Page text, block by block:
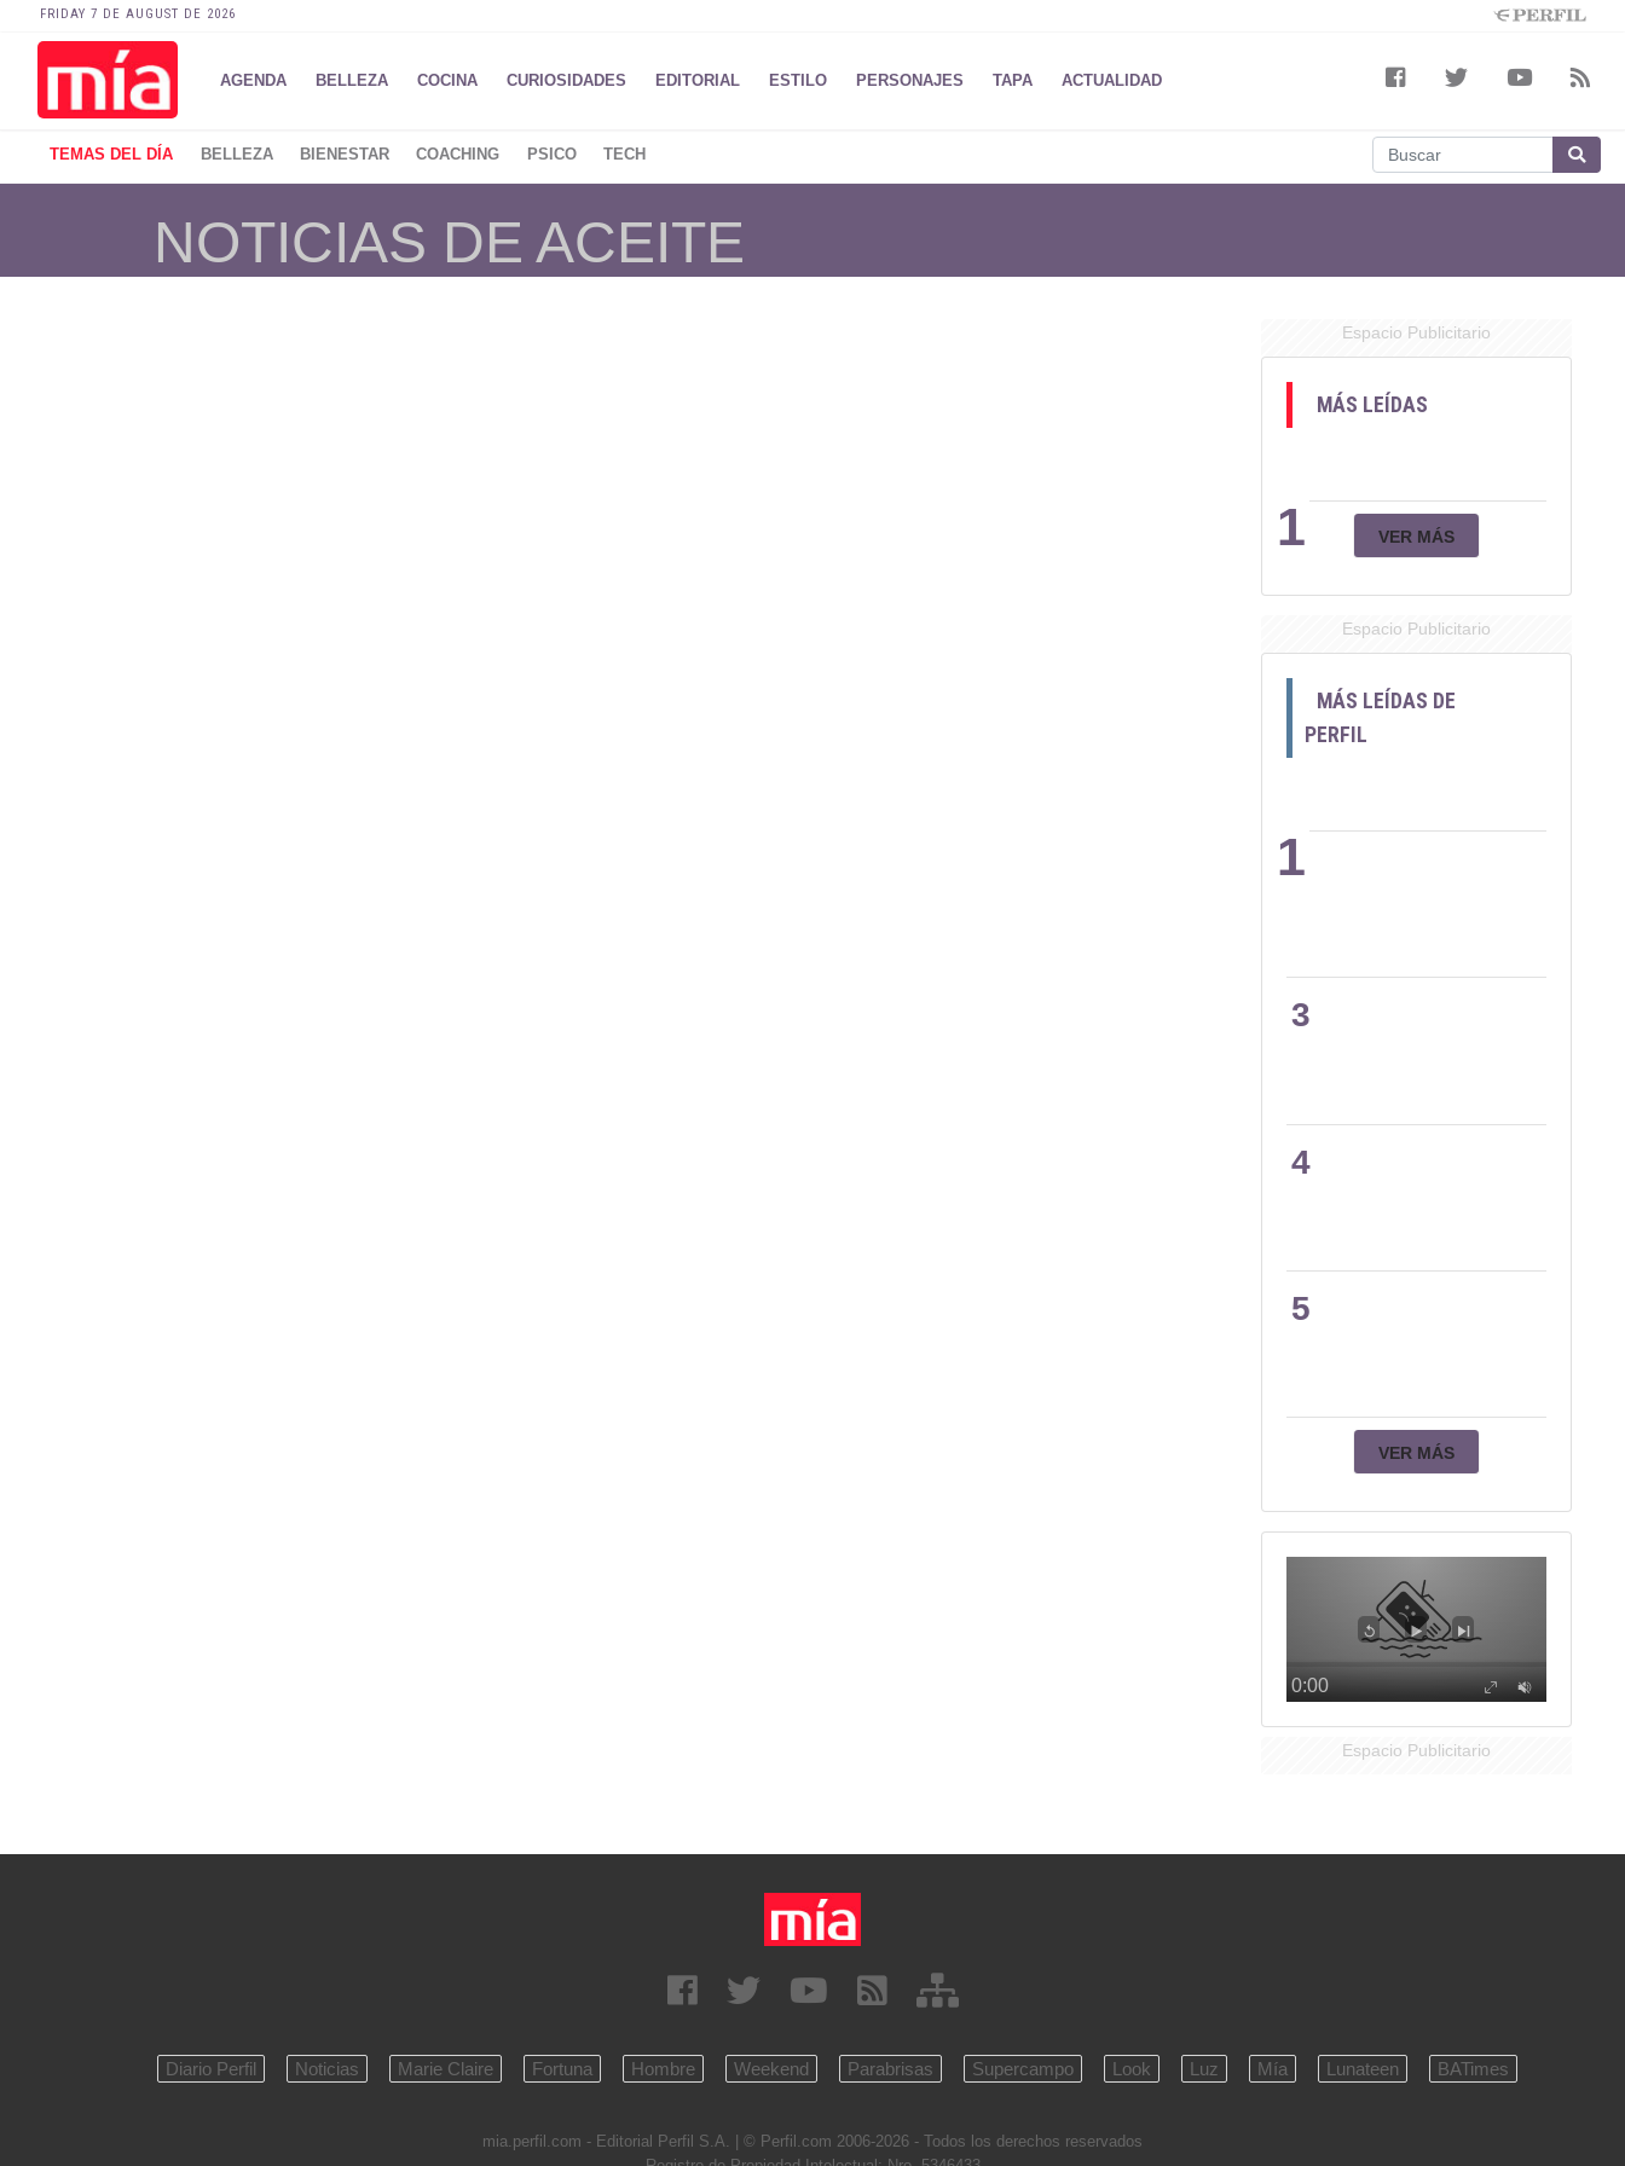
FRIDAY 7 DE AUGUST DE 2026
AGENDA BELLEZA COCINA CURIOSIDADES EDITORIAL ESTILO PERSONAJES TAPA ACTUALIDAD
TEMAS DEL DÍA BELLEZA BIENESTAR COACHING PSICO TECH
NOTICIAS DE ACEITE
Espacio Publicitario
MÁS LEÍDAS
1 VER MÁS
Espacio Publicitario
MÁS LEÍDAS DE
PERFIL
1
2
3
4
5
VER MÁS
Espacio Publicitario
Diario Perfil Noticias Marie Claire Fortuna Hombre Weekend Parabrisas Supercampo Look Luz Mía Lunateen BATimes
mia.perfil.com - Editorial Perfil S.A.
| © Perfil.com 2006-2026 - Todos los derechos reservados